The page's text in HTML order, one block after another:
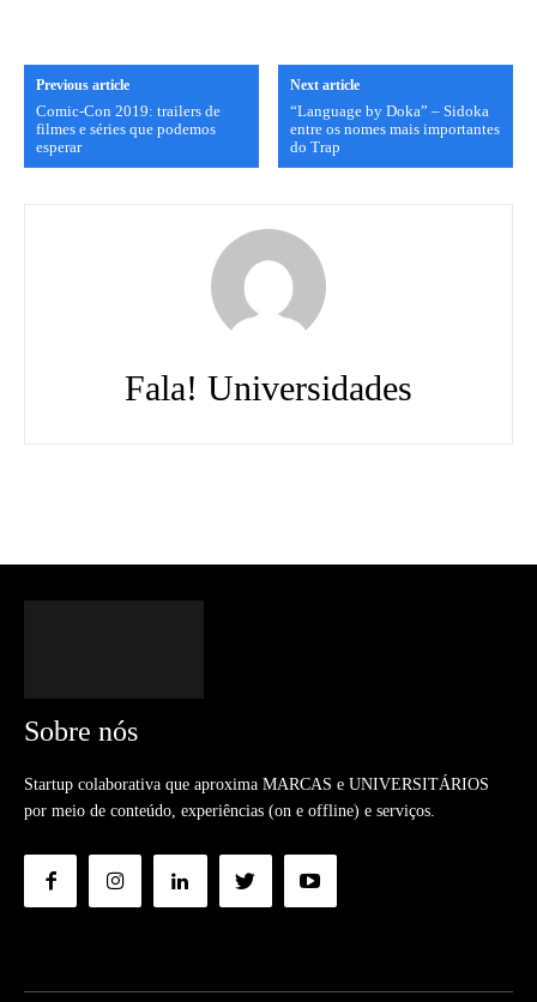
Previous article
Comic-Con 2019: trailers de
filmes e séries que podemos
esperar
Next article
“Language by Doka” – Sidoka
entre os nomes mais importantes
do Trap
Fala! Universidades
Sobre nós
Startup colaborativa que aproxima MARCAS e UNIVERSITÁRIOS
por meio de conteúdo, experiências (on e offline) e serviços.